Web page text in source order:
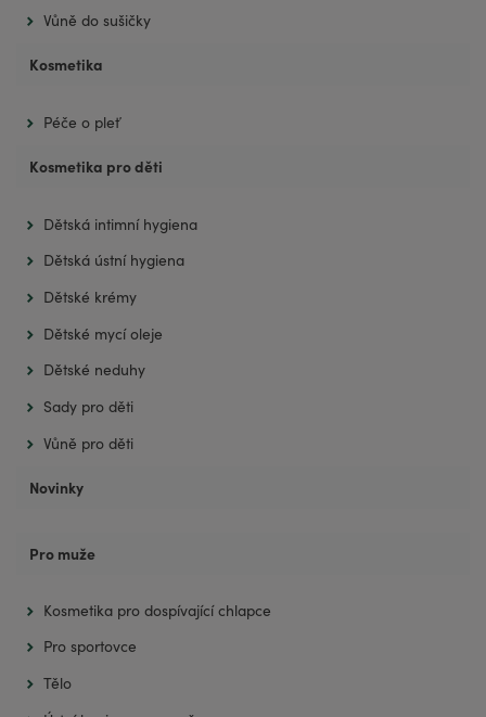
Vůně do sušičky
Kosmetika
Péče o pleť
Kosmetika pro děti
Dětská intimní hygiena
Dětská ústní hygiena
Dětské krémy
Dětské mycí oleje
Dětské neduhy
Sady pro děti
Vůně pro děti
Novinky
Pro muže
Kosmetika pro dospívající chlapce
Pro sportovce
Tělo